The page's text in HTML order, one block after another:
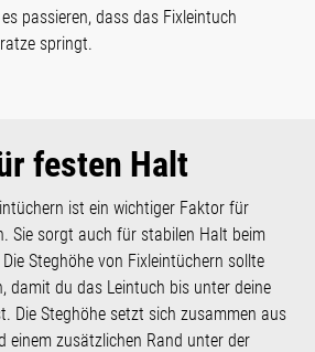
passieren, dass das Fixleintuch
springt.
festen Halt
ist ein wichtiger Faktor für
Sie sorgt auch für stabilen Halt beim
Steghöhe von Fixleintüchern sollte
damit du das Leintuch bis unter deine
Die Steghöhe setzt sich zusammen aus
einem zusätzlichen Rand unter der